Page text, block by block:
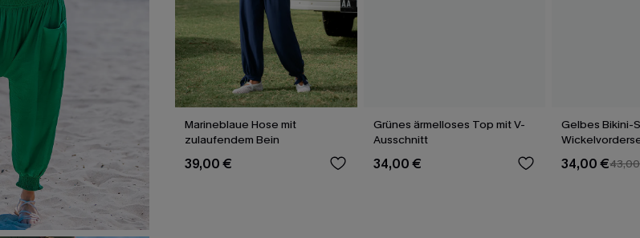
Marineblaue Hose mit
zulaufendem Bein
39,00 €
Grünes ärmelloses Top mit V-
Ausschnitt
34,00 €
Gelbes Bikini-
34,00 €